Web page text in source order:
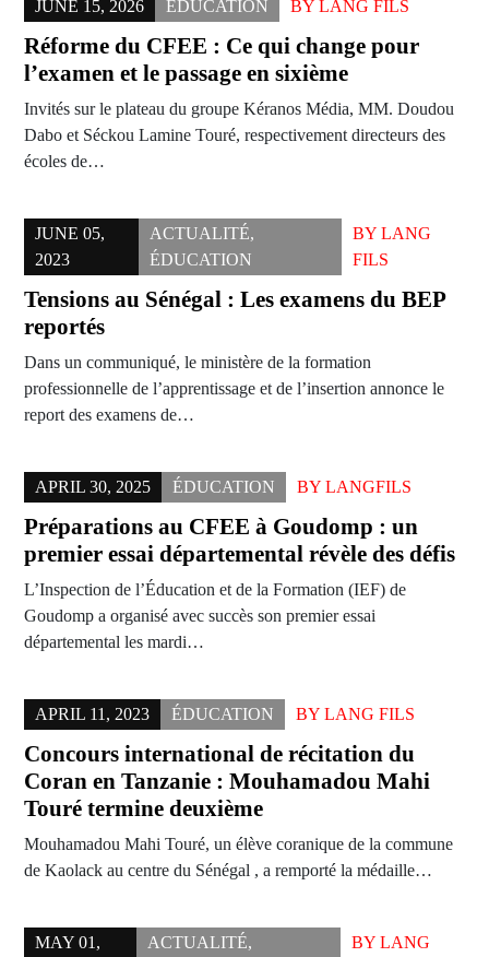
JUNE 15, 2026 ÉDUCATION BY LANG FILS
Réforme du CFEE : Ce qui change pour
l’examen et le passage en sixième
Invités sur le plateau du groupe Kéranos Média, MM. Doudou
Dabo et Séckou Lamine Touré, respectivement directeurs des
écoles de…
JUNE 05,
2023
ACTUALITÉ,
ÉDUCATION
BY LANG
FILS
Tensions au Sénégal : Les examens du BEP
reportés
Dans un communiqué, le ministère de la formation
professionnelle de l’apprentissage et de l’insertion annonce le
report des examens de…
APRIL 30, 2025 ÉDUCATION BY LANGFILS
Préparations au CFEE à Goudomp : un
premier essai départemental révèle des défis
L’Inspection de l’Éducation et de la Formation (IEF) de
Goudomp a organisé avec succès son premier essai
départemental les mardi…
APRIL 11, 2023 ÉDUCATION BY LANG FILS
Concours international de récitation du
Coran en Tanzanie : Mouhamadou Mahi
Touré termine deuxième
Mouhamadou Mahi Touré, un élève coranique de la commune
de Kaolack au centre du Sénégal , a remporté la médaille…
MAY 01,
ACTUALITÉ,
BYLANG